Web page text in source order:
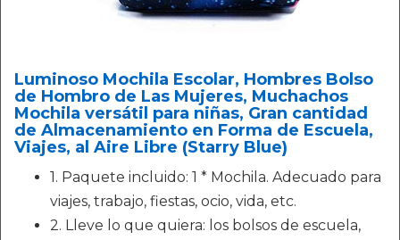
Luminoso Mochila Escolar, Hombres Bolso
de Hombro de Las Mujeres, Muchachos
Mochila versátil para niñas, Gran cantidad
de Almacenamiento en Forma de Escuela,
Viajes, al Aire Libre (Starry Blue)
1. Paquete incluido: 1 * Mochila. Adecuado para
viajes, trabajo, fiestas, ocio, vida, etc.
2. Lleve lo que quiera: los bolsos de escuela,